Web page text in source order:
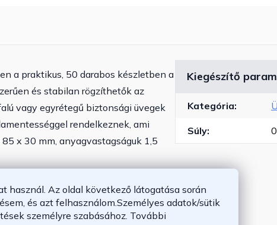
használ. Az oldal következő látogatása során
és azt felhasználom.Személyes adatok/sütik
személyre szabásához. További
a praktikus, 50 darabos készletben a
és stabilan rögzíthetők az
vagy egyrétegű biztonsági üvegek
rendelkeznek, ami
x 30 mm, anyagvastagságuk 1,5
Kiegészítő
Kategória:
Súly: